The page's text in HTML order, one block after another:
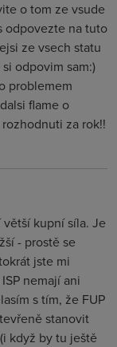
o tom ze vsude
odpovezte na tuto
ze vsech statu
odpovim sam:)
problemem
flame o
za rok!!
větší kupní síla. Je
- prostě se
jste mi
nemají ani
s tím, že FUP
stanovit
když by tu ještě